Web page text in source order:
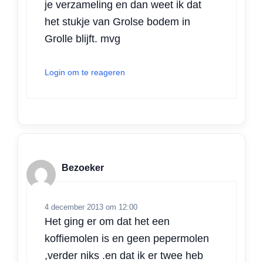
je verzameling en dan weet ik dat
het stukje van Grolse bodem in
Grolle blijft. mvg
Login om te reageren
Bezoeker
4 december 2013 om 12:00
Het ging er om dat het een
koffiemolen is en geen pepermolen
,verder niks .en dat ik er twee heb